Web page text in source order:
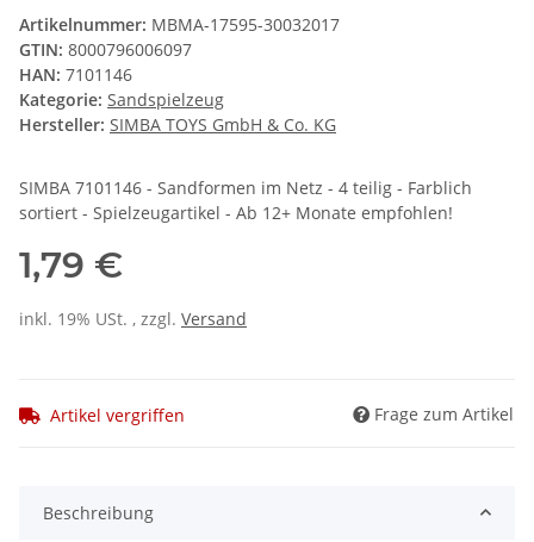
Artikelnummer: MBMA-17595-30032017
GTIN: 8000796006097
HAN: 7101146
Kategorie: Sandspielzeug
Hersteller: SIMBA TOYS GmbH & Co. KG
SIMBA 7101146 - Sandformen im Netz - 4 teilig - Farblich
sortiert - Spielzeugartikel - Ab 12+ Monate empfohlen!
1,79 €
inkl. 19% USt. , zzgl. Versand
Artikel vergriffen Frage zum Artikel
Beschreibung